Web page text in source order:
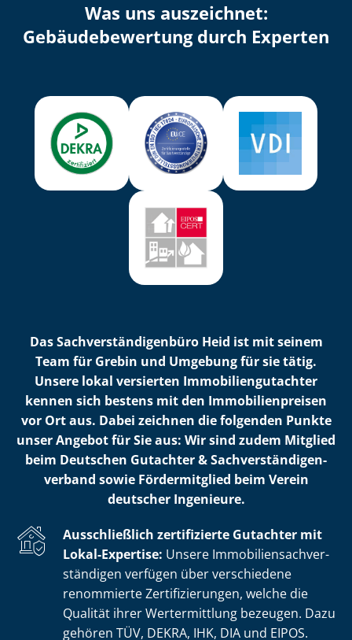
Was uns auszeichnet:
Ge­bäu­de­be­wer­tung durch Experten
Das Sach­ver­stän­di­gen­bü­ro Heid ist mit seinem
Team für Grebin und Umgebung für sie tätig.
Unsere lokal versierten Im­mo­bi­li­en­gut­ach­ter
kennen sich bestens mit den Im­mo­bi­li­en­prei­sen
vor Ort aus. Dabei zeichnen die folgenden Punkte
unser Angebot für Sie aus: Wir sind zudem Mitglied
beim Deutschen Gutachter & Sach­ver­stän­di­gen­
ver­band sowie Fördermitglied beim Verein
deutscher Ingenieure.
Ausschließlich zertifizierte Gutachter mit
Lokal-Expertise: Unsere Im­mo­bi­li­en­sach­ver­
stän­di­gen verfügen über verschiedene
renommierte Zer­ti­fi­zie­run­gen, welche die
Qualität ihrer Wertermittlung bezeugen. Dazu
gehören TÜV, DEKRA, IHK, DIA und EIPOS.